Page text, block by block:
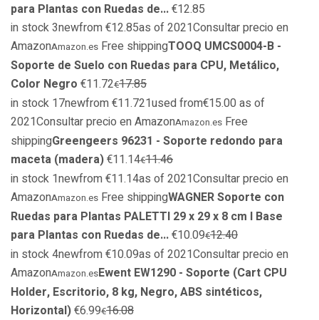
para Plantas con Ruedas de...€12.85
in stock 3newfrom €12.85as of 2021Consultar precio en
AmazonAmazon.es Free shippingTOOQ UMCS0004-B -
Soporte de Suelo con Ruedas para CPU, Metálico,
Color Negro €11.72€17.85
in stock 17newfrom €11.721used from€15.00 as of
2021Consultar precio en AmazonAmazon.es Free
shippingGreengeers 96231 - Soporte redondo para
maceta (madera)€11.14€11.46
in stock 1newfrom €11.14as of 2021Consultar precio en
AmazonAmazon.es Free shippingWAGNER Soporte con
Ruedas para Plantas PALETTI 29 x 29 x 8 cm I Base
para Plantas con Ruedas de...€10.09€12.40
in stock 4newfrom €10.09as of 2021Consultar precio en
AmazonAmazon.esEwent EW1290 - Soporte (Cart CPU
Holder, Escritorio, 8 kg, Negro, ABS sintéticos,
Horizontal)€6.99€16.08